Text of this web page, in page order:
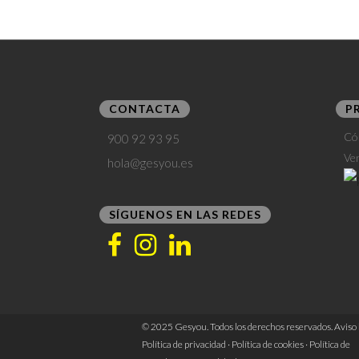
CONTACTA
900 92 93 95
hola@gesyou.es
SÍGUENOS EN LAS REDES
© 2025 Gesyou. Todos los derechos reservados.Aviso
Política de privacidad · Política de cookies · Política de